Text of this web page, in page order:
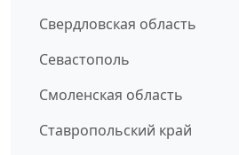
Свердловская область
Севастополь
Смоленская область
Ставропольский край